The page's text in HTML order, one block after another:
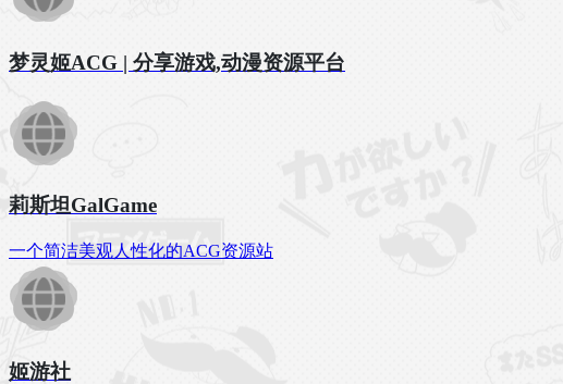
梦灵姬ACG | 分享游戏,动漫资源平台
莉斯坦GalGame
一个简洁美观人性化的ACG资源站
姬游社